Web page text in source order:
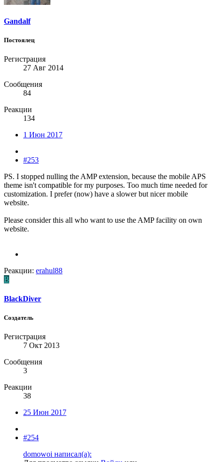
Gandalf
Постоялец
Регистрация
27 Авг 2014
Сообщения
84
Реакции
134
1 Июн 2017
#253
PS. I stopped nulling the AMP extension, because the mobile APS
theme isn't compatible for my purposes. Too much time needed for
customization. I prefer (now) have a slower but nicer mobile
website.
Please consider this all who want to use the AMP facility on own
website.
Реакции: erahul88
B
BlackDiver
Создатель
Регистрация
7 Окт 2013
Сообщения
3
Реакции
38
25 Июн 2017
#254
domowoi написал(а):